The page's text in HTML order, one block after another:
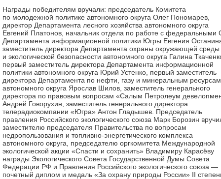
Награды победителям вручали: председатель Комитета
по молодежной политике автономного округа Олег Пономарев,
директор Департамента лесного хозяйства автономного округа
Евгений Платонов, начальник отдела по работе с
Департамента информационной политики Югры Евгения
заместитель директора Департамента охраны окружающей среды
и экологической безопасности автономного округа Галина
первый заместитель директора Департамента информационной
политики автономного округа Юрий Устенко, первый заместитель
директора Департамента по нефти, газу и минеральным ресурсам
автономного округа Ярослав Шилов, заместитель генерального
директора по правовым вопросам «Салым Петролеум
Андрей Говорухин, заместитель генерального директора
телерадиокомпании «Югра» Антон Гладышев. Председатель
правления Российского экологического союза Марк Борозин
заместителю председателя Правительства по вопросам
недропользования и топливно-энергетического комплекса
автономного округа, председателю оргкомитета Международной
экологической акции «Спасти и сохранить» Владимиру Карасёву
награды Экологического Совета Государственной Думы Совета
Федерации РФ и Правления Российского экологического союза —
почетный диплом и медаль «За охрану природы России» II